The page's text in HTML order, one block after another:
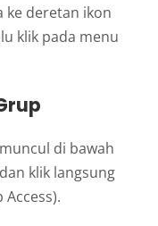
ke deretan ikon
klik pada menu
di bawah
klik langsung
Access).